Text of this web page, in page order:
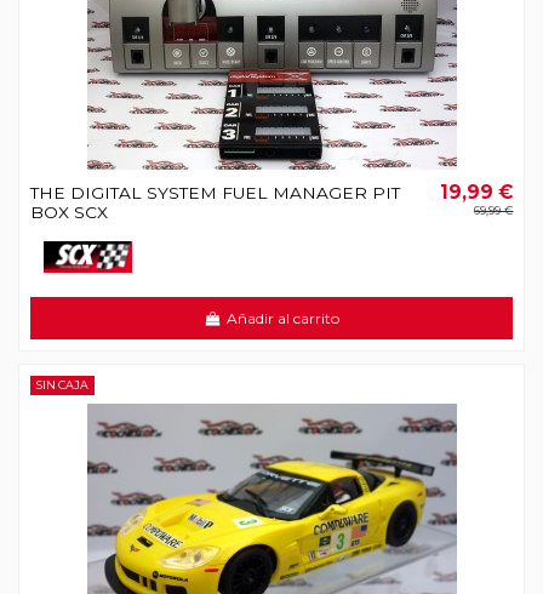
THE DIGITAL SYSTEM FUEL MANAGER PIT
BOX SCX
19,99 €
69,99 €
Añadir al carrito
SIN CAJA